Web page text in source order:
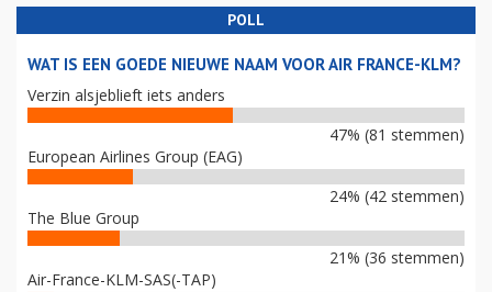
POLL
WAT IS EEN GOEDE NIEUWE NAAM VOOR AIR FRANCE-KLM?
Verzin alsjeblieft iets anders
47% (81 stemmen)
European Airlines Group (EAG)
24% (42 stemmen)
The Blue Group
21% (36 stemmen)
Air-France-KLM-SAS(-TAP)